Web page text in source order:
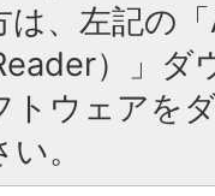
は、左記の
）」ダ
トウェアを
。